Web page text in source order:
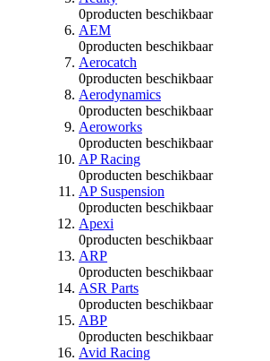
0producten beschikbaar
AEM
0producten beschikbaar
Aerocatch
0producten beschikbaar
Aerodynamics
0producten beschikbaar
Aeroworks
0producten beschikbaar
AP Racing
0producten beschikbaar
AP Suspension
0producten beschikbaar
Apexi
0producten beschikbaar
ARP
0producten beschikbaar
ASR Parts
0producten beschikbaar
ABP
0producten beschikbaar
Avid Racing